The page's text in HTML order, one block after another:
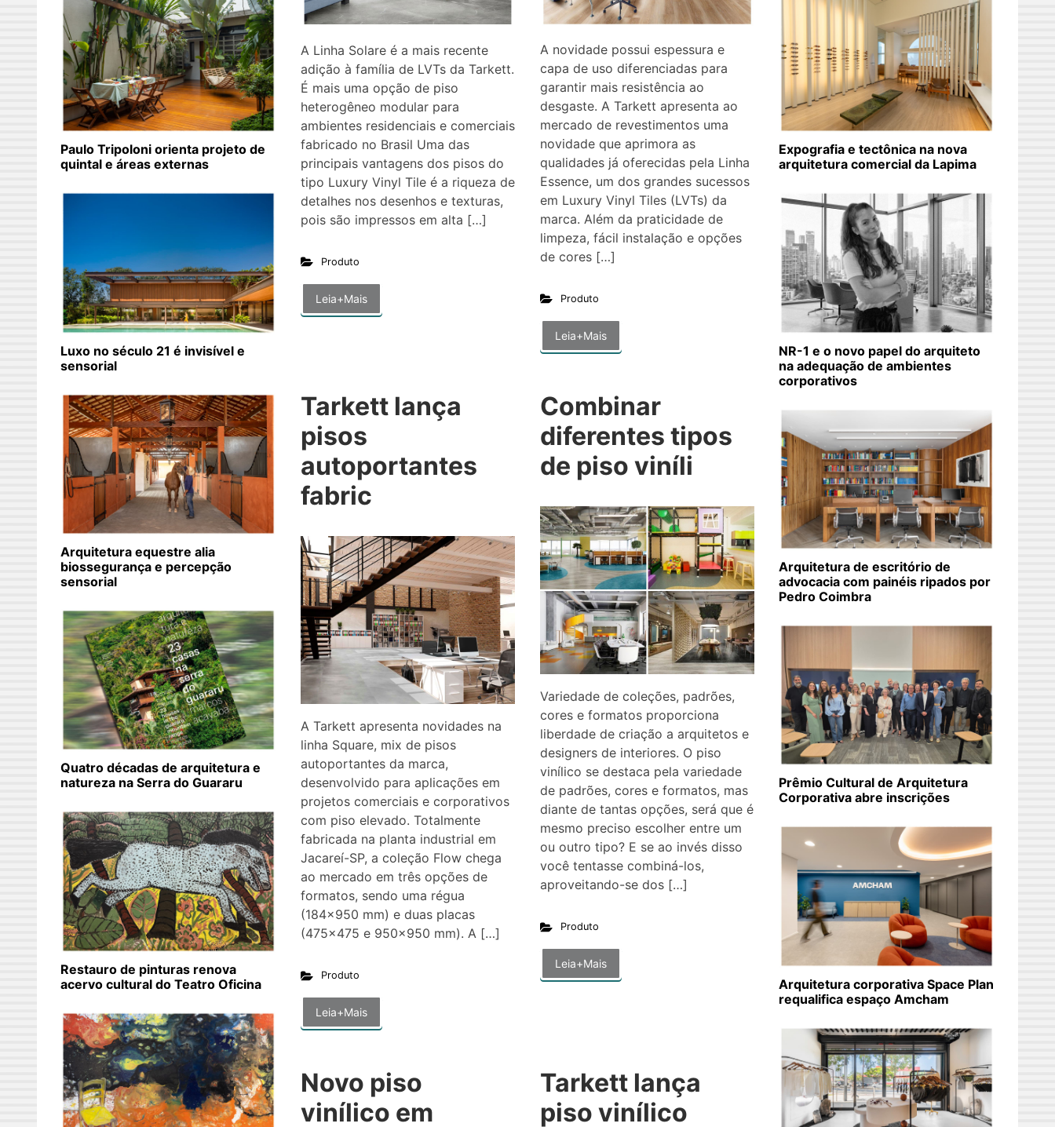
A Linha Solare é a mais recente
adição à família de LVTs da Tarkett.
É mais uma opção de piso
heterogêneo modular para
ambientes residenciais e comerciais
fabricado no Brasil Uma das
principais vantagens dos pisos do
tipo Luxury Vinyl Tile é a riqueza de
detalhes nos desenhos e texturas,
pois são impressos em alta […]
Produto
Leia+Mais
A novidade possui espessura e
capa de uso diferenciadas para
garantir mais resistência ao
desgaste. A Tarkett apresenta ao
mercado de revestimentos uma
novidade que aprimora as
qualidades já oferecidas pela Linha
Essence, um dos grandes sucessos
em Luxury Vinyl Tiles (LVTs) da
marca. Além da praticidade de
limpeza, fácil instalação e opções
de cores […]
Produto
Leia+Mais
Tarkett lança
pisos
autoportantes
fabric
A Tarkett apresenta novidades na
linha Square, mix de pisos
autoportantes da marca,
desenvolvido para aplicações em
projetos comerciais e corporativos
com piso elevado. Totalmente
fabricada na planta industrial em
Jacareí-SP, a coleção Flow chega
ao mercado em três opções de
formatos, sendo uma régua
(184×950 mm) e duas placas
(475×475 e 950×950 mm). A […]
Produto
Leia+Mais
Combinar
diferentes tipos
de piso viníli
Variedade de coleções, padrões,
cores e formatos proporciona
liberdade de criação a arquitetos e
designers de interiores. O piso
vinílico se destaca pela variedade
de padrões, cores e formatos, mas
diante de tantas opções, será que é
mesmo preciso escolher entre um
ou outro tipo? E se ao invés disso
você tentasse combiná-los,
aproveitando-se dos […]
Produto
Leia+Mais
Novo piso
vinílico em
Tarkett lança
piso vinílico
Paulo Tripoloni orienta projeto de
quintal e áreas externas
Luxo no século 21 é invisível e
sensorial
Arquitetura equestre alia
biossegurança e percepção
sensorial
Quatro décadas de arquitetura e
natureza na Serra do Guararu
Restauro de pinturas renova
acervo cultural do Teatro Oficina
Expografia e tectônica na nova
arquitetura comercial da Lapima
NR-1 e o novo papel do arquiteto
na adequação de ambientes
corporativos
Arquitetura de escritório de
advocacia com painéis ripados por
Pedro Coimbra
Prêmio Cultural de Arquitetura
Corporativa abre inscrições
Arquitetura corporativa Space Plan
requalifica espaço Amcham